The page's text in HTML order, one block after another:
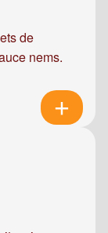
de
nems.